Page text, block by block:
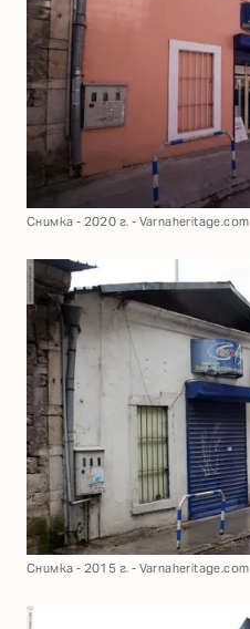
Снимка - 2020 г. - Varnaheritage.com
Снимка - 2015 г. - Varnaheritage.com